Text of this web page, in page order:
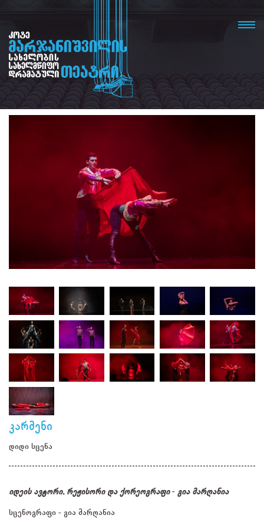
კარმენი
დიდი სცენა
იდეის ავტორი, რეჟისორი და ქორეოგრაფი - გია მარღანია
სცენოგრაფი - გია მარღანია